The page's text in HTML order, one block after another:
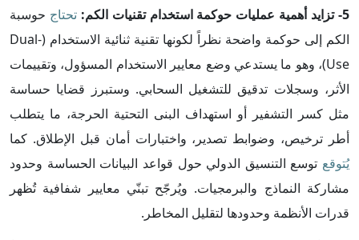
5- تزايد أهمية عمليات حوكمة استخدام تقنيات الكم: تحتاج حوسبة
الكم إلى حوكمة واضحة نظراً لكونها تقنية ثنائية الاستخدام (Dual-
Use)، وهو ما يستدعي وضع معايير الاستخدام المسؤول، وتقييمات
الأثر، وسجلات تدقيق للتشغيل السحابي. وستبرز قضايا حساسة
مثل كسر التشفير أو استهداف البنى التحتية الحرجة، ما يتطلب
أطر ترخيص، وضوابط تصدير، واختبارات أمان قبل الإطلاق. كما
يُتوقع توسع التنسيق الدولي حول قواعد البيانات الحساسة وحدود
مشاركة النماذج والبرمجيات. ويُرجّح تبنّي معايير شفافية تُظهر
قدرات الأنظمة وحدودها لتقليل المخاطر.